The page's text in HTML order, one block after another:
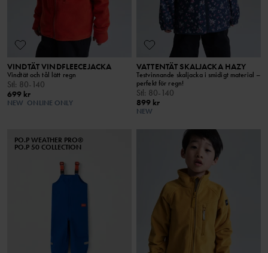
VINDTÄT VINDFLEECEJACKA
Vindtät och tål lätt regn
Stl: 80-140
699 kr
NEW ONLINE ONLY
VATTENTÄT SKALJACKA HAZY
Testvinnande skaljacka i smidigt material –
perfekt för regn!
Stl: 80-140
899 kr
NEW
PO.P WEATHER PRO®
PO.P 50 COLLECTION